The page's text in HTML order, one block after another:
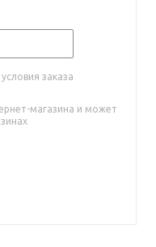
заказа
магазина и может